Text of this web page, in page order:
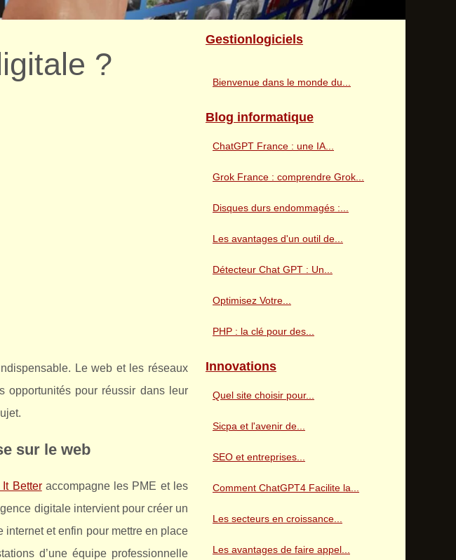
?
Le web et les réseaux
opportunités pour réussir dans leur
sur le web
Betteraccompagne les PME et les
digitale intervient pour créer un
internet et enfin pour mettre en place
d’une équipe professionnelle
Gestionlogiciels
Bienvenue dans le monde du...
Blog informatique
ChatGPT France : une IA...
Grok France : comprendre Grok...
Disques durs endommagés :...
Les avantages d'un outil de...
Détecteur Chat GPT : Un...
Optimisez Votre...
PHP : la clé pour des...
Innovations
Quel site choisir pour...
Sicpa et l'avenir de...
SEO et entreprises...
Comment ChatGPT4 Facilite la...
Les secteurs en croissance...
Les avantages de faire appel...